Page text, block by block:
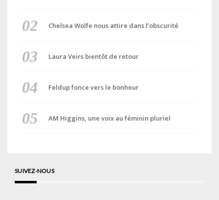
Chelsea Wolfe nous attire dans l’obscurité
Laura Veirs bientôt de retour
Feldup fonce vers le bonheur
AM Higgins, une voix au féminin pluriel
SUIVEZ-NOUS